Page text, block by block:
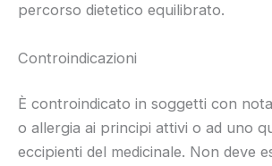
percorso dietetico equilibrato.
Controindicazioni
È controindicato in soggetti con
o allergia ai principi attivi o ad uno
eccipienti del medicinale. Non deve